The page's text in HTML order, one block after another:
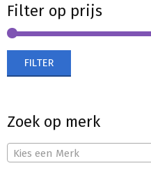
Filter op prijs
FILTER
Zoek op merk
Kies een Merk